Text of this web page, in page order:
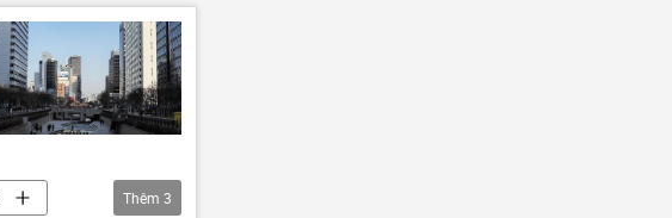
Thêm 3